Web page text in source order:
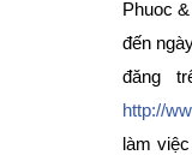
Phuoc
đến
đăng
http://
làm